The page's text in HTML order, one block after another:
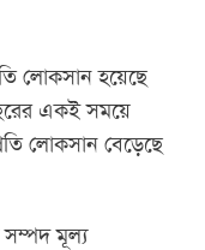
লোকসান হয়েছে
একই সময়ে
লোকসান বেড়েছে
সম্পদ মূল্য